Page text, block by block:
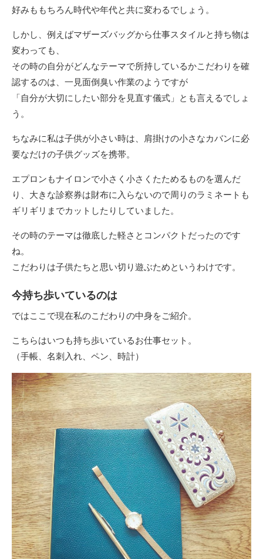
好みももちろん時代や年代と共に変わるでしょう。
しかし、例えばマザーズバッグから仕事スタイルと持ち物は
変わっても、
その時の自分がどんなテーマで所持しているかこだわりを確
認するのは、一見面倒臭い作業のようですが
「自分が大切にしたい部分を見直す儀式」とも言えるでしょ
う。
ちなみに私は子供が小さい時は、肩掛けの小さなカバンに必
要なだけの子供グッズを携帯。
エプロンもナイロンで小さく小さくたためるものを選んだ
り、大きな診察券は財布に入らないので周りのラミネートも
ギリギリまでカットしたりしていました。
その時のテーマは徹底した軽さとコンパクトだったのです
ね。
こだわりは子供たちと思い切り遊ぶためというわけです。
今持ち歩いているのは
ではここで現在私のこだわりの中身をご紹介。
こちらはいつも持ち歩いているお仕事セット。
（手帳、名刺入れ、ペン、時計）